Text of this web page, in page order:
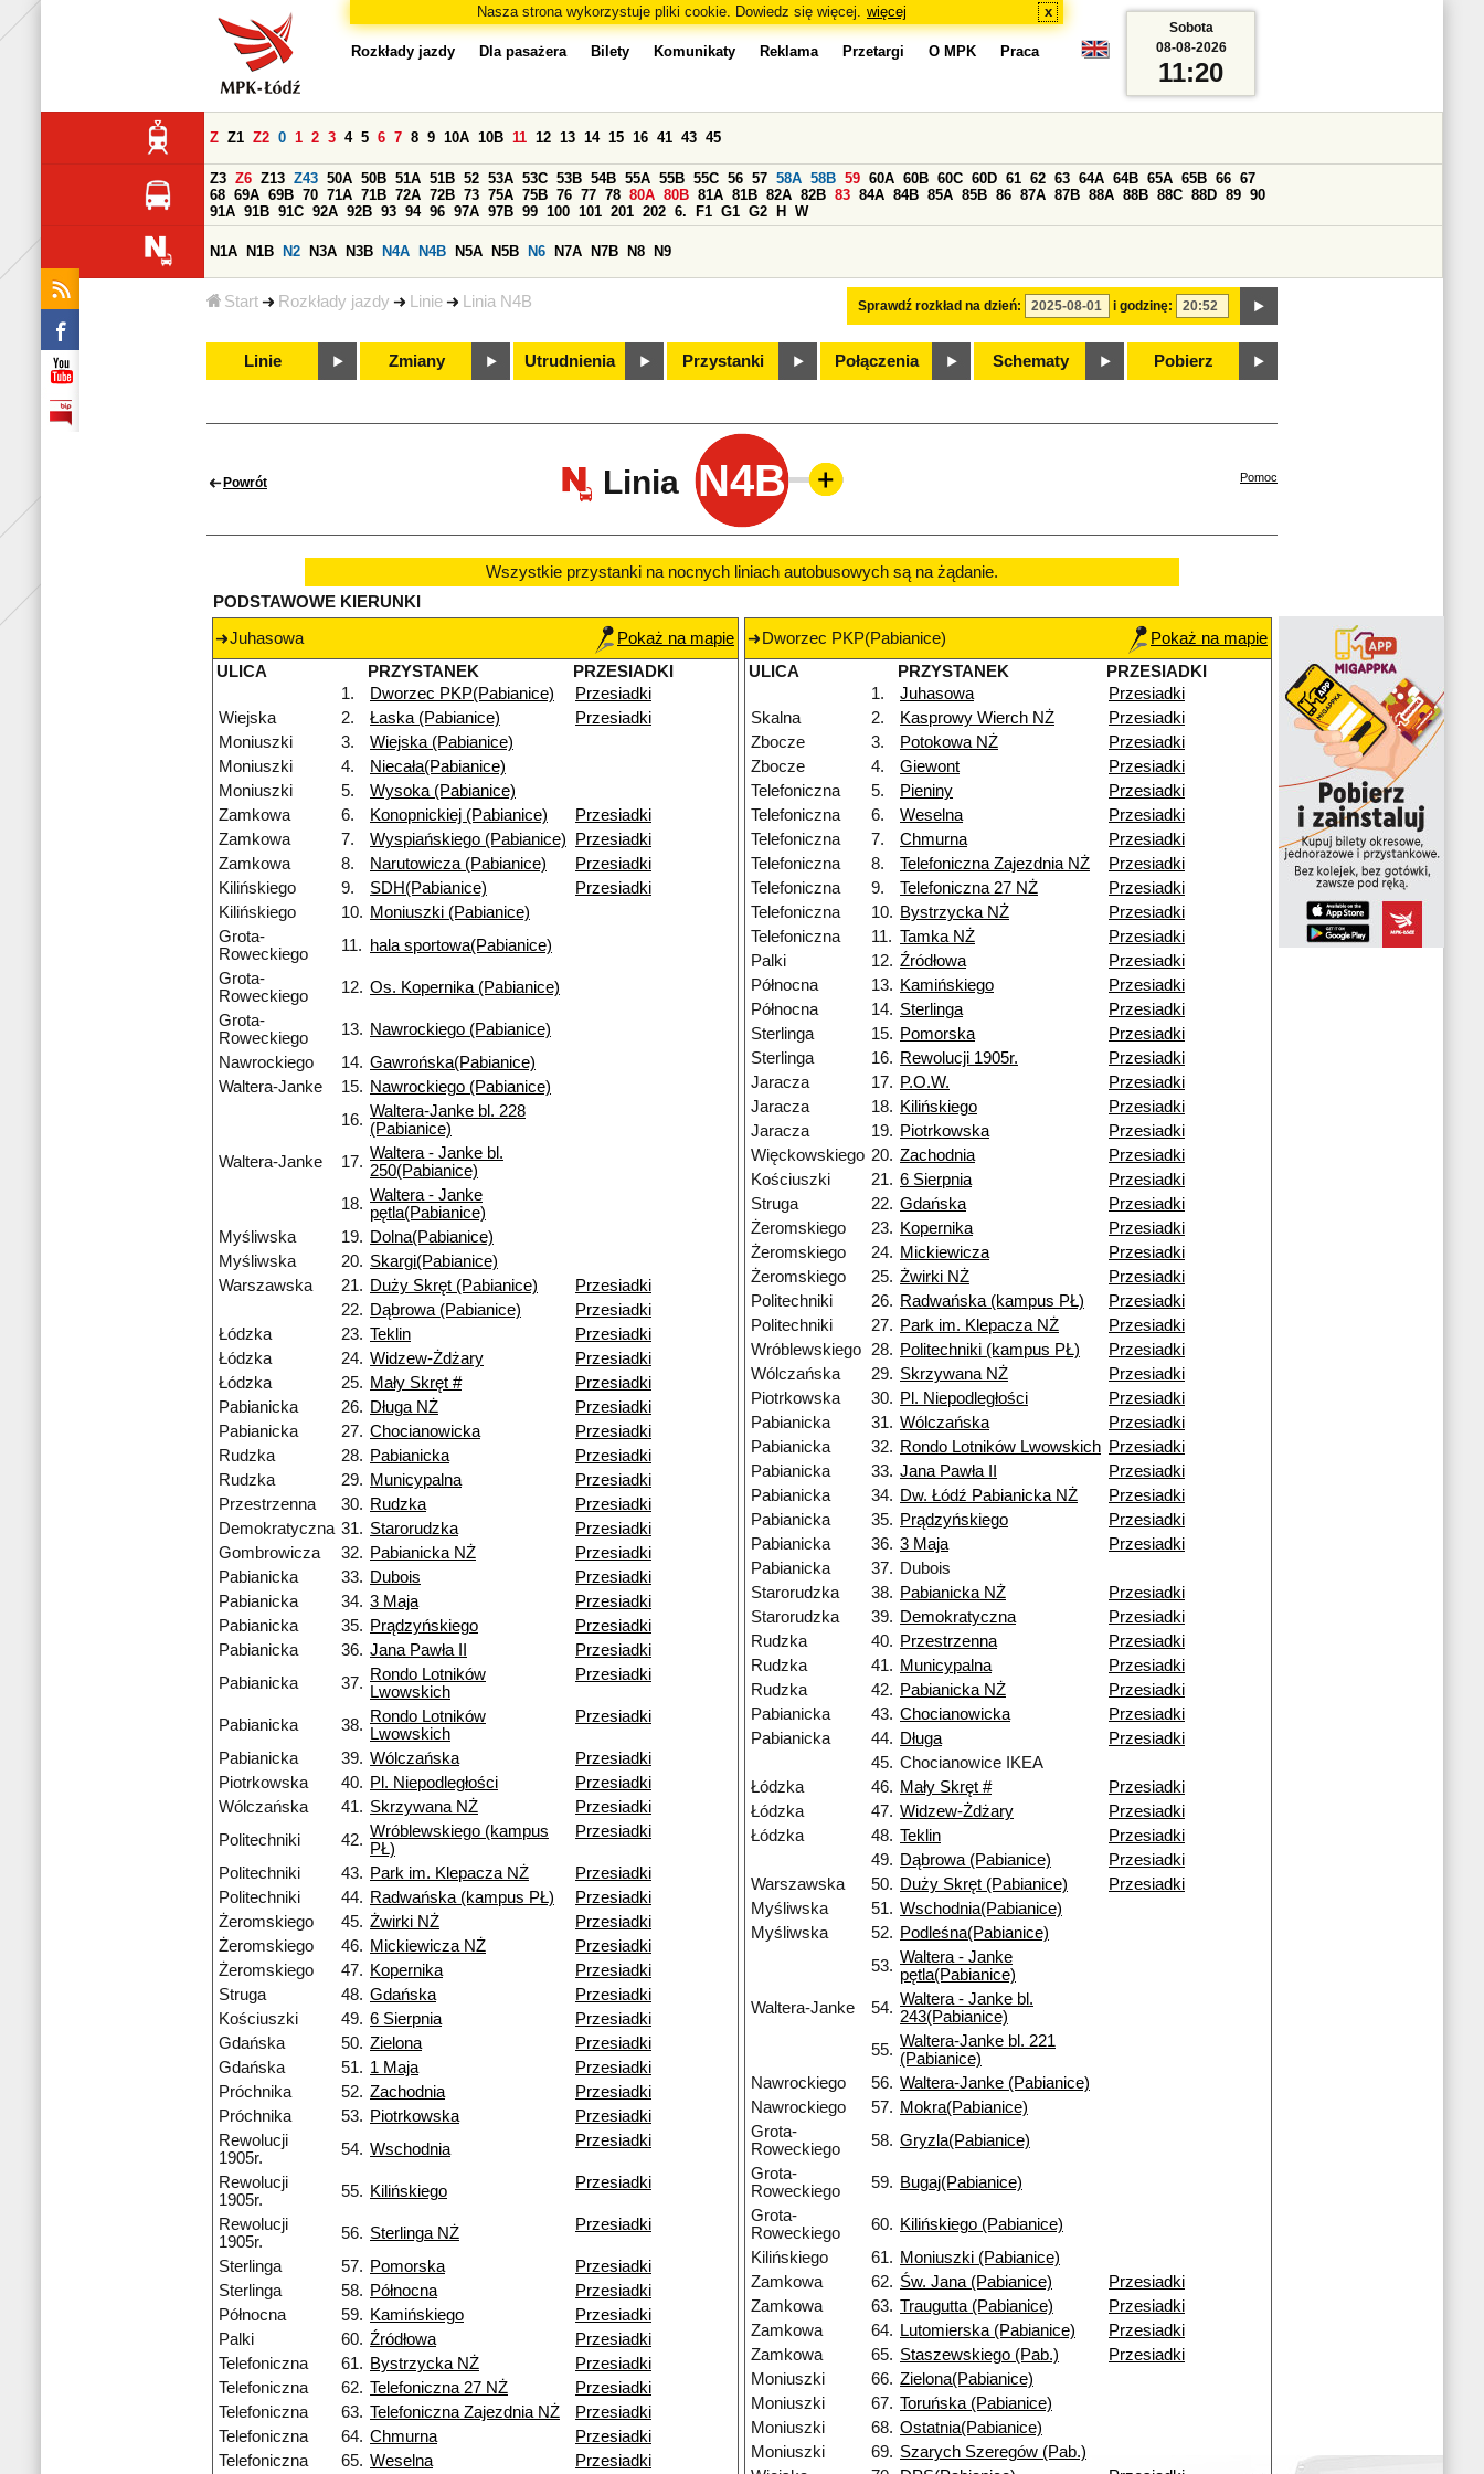
Nasza strona wykorzystuje pliki cookie. Dowiedz się więcej. więcej x
Start Rozkłady jazdy Linie Linia N4B
Rozkłady jazdy Dla pasażera Bilety Komunikaty Reklama Przetargi O MPK Praca
Sprawdź rozkład na dzień: i godzinę:
Z Z1 Z2 0 1 2 3 4 5 6 7 8 9 10A 10B 11 12 13 14 15 16 41 43 45
Z3 Z6 Z13 Z43 50A 50B 51A 51B 52 53A 53C 53B 54B 55A 55B 55C 56 57 58A 58B 59 60A 60B 60C 60D 61 62 63 64A 64B 65A 65B 66 67
68 69A 69B 70 71A 71B 72A 72B 73 75A 75B 76 77 78 80A 80B 81A 81B 82A 82B 83 84A 84B 85A 85B 86 87A 87B 88A 88B 88C 88D 89 90
91A 91B 91C 92A 92B 93 94 96 97A 97B 99 100 101 201 202 6. F1 G1 G2 H W
N1A N1B N2 N3A N3B N4A N4B N5A N5B N6 N7A N7B N8 N9
Linie Zmiany Utrudnienia Przystanki Połączenia Schematy Pobierz
Sobota
08-08-2026
11:20
Powrót Linia N4B Pomoc
Wszystkie przystanki na nocnych liniach autobusowych są na żądanie.
PODSTAWOWE KIERUNKI
Juhasowa
Pokaż na mapie
ULICA
PRZYSTANEK
PRZESIADKI
1.
Dworzec PKP(Pabianice)
Przesiadki
Wiejska
2. Łaska (Pabianice)
Przesiadki
Moniuszki
3.
Wiejska (Pabianice)
Moniuszki
4.
Niecała(Pabianice)
Moniuszki
5.
Wysoka (Pabianice)
Zamkowa
6. Konopnickiej (Pabianice)
Przesiadki
Zamkowa
7. Wyspiańskiego (Pabianice)
Przesiadki
Zamkowa
8. Narutowicza (Pabianice)
Przesiadki
Kilińskiego
9. SDH(Pabianice)
Przesiadki
Kilińskiego
10. Moniuszki (Pabianice)
Grota-
Roweckiego
11.
hala sportowa(Pabianice)
Grota-
Roweckiego
12. Os. Kopernika (Pabianice)
Grota-
Roweckiego
13. Nawrockiego (Pabianice)
Nawrockiego
14. Gawrońska(Pabianice)
Waltera-Janke
15. Nawrockiego (Pabianice)
16. Waltera-Janke bl. 228
(Pabianice)
Waltera-Janke
17. Waltera - Janke bl.
250(Pabianice)
18. Waltera - Janke
pętla(Pabianice)
Myśliwska
19. Dolna(Pabianice)
Myśliwska
20. Skargi(Pabianice)
Warszawska
21. Duży Skręt (Pabianice)
Przesiadki
22. Dąbrowa (Pabianice)
Przesiadki
Łódzka
23. Teklin
Przesiadki
Łódzka
24. Widzew-Żdżary
Przesiadki
Łódzka
25. Mały Skręt #
Przesiadki
Pabianicka
26. Długa NŻ
Przesiadki
Pabianicka
27. Chocianowicka
Przesiadki
Rudzka
28. Pabianicka
Przesiadki
Rudzka
29. Municypalna
Przesiadki
Przestrzenna
30. Rudzka
Przesiadki
Demokratyczna 31. Starorudzka
Przesiadki
Gombrowicza
32. Pabianicka NŻ
Przesiadki
Pabianicka
33. Dubois
Przesiadki
Pabianicka
34. 3 Maja
Przesiadki
Pabianicka
35. Prądzyńskiego
Przesiadki
Pabianicka
36. Jana Pawła II
Przesiadki
Pabianicka
37. Rondo Lotników
Lwowskich
Przesiadki
Pabianicka 38. Rondo Lotników
Lwowskich
Przesiadki
Pabianicka 39. Wólczańska
Przesiadki
Piotrkowska
40. Pl. Niepodległości
Przesiadki
Wólczańska
41. Skrzywana NŻ
Przesiadki
Politechniki
42. Wróblewskiego (kampus
PŁ)
Przesiadki
Politechniki 43. Park im. Klepacza NŻ
Przesiadki
Politechniki
44. Radwańska (kampus PŁ)
Przesiadki
Żeromskiego
45. Żwirki NŻ
Przesiadki
Żeromskiego
46. Mickiewicza NŻ
Przesiadki
Żeromskiego
47. Kopernika
Przesiadki
Struga
48. Gdańska
Przesiadki
Kościuszki
49. 6 Sierpnia
Przesiadki
Gdańska
50. Zielona
Przesiadki
Gdańska
51. 1 Maja
Przesiadki
Próchnika
52. Zachodnia
Przesiadki
Próchnika
53. Piotrkowska
Przesiadki
Rewolucji
1905r.
54. Wschodnia Przesiadki
Rewolucji
1905r.
55. Kilińskiego Przesiadki
Rewolucji
1905r.
56. Sterlinga NŻ Przesiadki
Sterlinga 57. Pomorska
Przesiadki
Sterlinga
58. Północna
Przesiadki
Północna
59. Kamińskiego
Przesiadki
Palki
60. Źródłowa
Przesiadki
Telefoniczna
61. Bystrzycka NŻ
Przesiadki
Telefoniczna
62. Telefoniczna 27 NŻ
Przesiadki
Telefoniczna
63. Telefoniczna Zajezdnia NŻ
Przesiadki
Telefoniczna
64. Chmurna
Przesiadki
Telefoniczna
65. Weselna Przesiadki
Dworzec PKP(Pabianice)
Pokaż na mapie
ULICA
PRZYSTANEK
PRZESIADKI
1.
Juhasowa
Przesiadki
Skalna
2. Kasprowy Wierch NŻ
Przesiadki
Zbocze
3. Potokowa NŻ
Przesiadki
Zbocze
4. Giewont
Przesiadki
Telefoniczna
5. Pieniny
Przesiadki
Telefoniczna
6. Weselna
Przesiadki
Telefoniczna
7. Chmurna
Przesiadki
Telefoniczna
8. Telefoniczna Zajezdnia NŻ
Przesiadki
Telefoniczna
9. Telefoniczna 27 NŻ
Przesiadki
Telefoniczna
10. Bystrzycka NŻ
Przesiadki
Telefoniczna
11. Tamka NŻ
Przesiadki
Palki
12. Źródłowa
Przesiadki
Północna
13. Kamińskiego
Przesiadki
Północna
14. Sterlinga
Przesiadki
Sterlinga
15. Pomorska
Przesiadki
Sterlinga
16. Rewolucji 1905r.
Przesiadki
Jaracza
17. P.O.W.
Przesiadki
Jaracza
18. Kilińskiego
Przesiadki
Jaracza
19. Piotrkowska
Przesiadki
Więckowskiego 20. Zachodnia
Przesiadki
Kościuszki
21. 6 Sierpnia
Przesiadki
Struga
22. Gdańska
Przesiadki
Żeromskiego
23. Kopernika
Przesiadki
Żeromskiego
24. Mickiewicza
Przesiadki
Żeromskiego
25. Żwirki NŻ
Przesiadki
Politechniki
26. Radwańska (kampus PŁ)
Przesiadki
Politechniki
27. Park im. Klepacza NŻ
Przesiadki
Wróblewskiego
28. Politechniki (kampus PŁ)
Przesiadki
Wólczańska
29. Skrzywana NŻ
Przesiadki
Piotrkowska
30. Pl. Niepodległości
Przesiadki
Pabianicka
31. Wólczańska
Przesiadki
Pabianicka
32. Rondo Lotników Lwowskich Przesiadki
Pabianicka
33. Jana Pawła II
Przesiadki
Pabianicka
34. Dw. Łódź Pabianicka NŻ
Przesiadki
Pabianicka
35. Prądzyńskiego
Przesiadki
Pabianicka
36. 3 Maja
Przesiadki
Pabianicka
37. Dubois
Starorudzka
38. Pabianicka NŻ
Przesiadki
Starorudzka
39. Demokratyczna
Przesiadki
Rudzka
40. Przestrzenna
Przesiadki
Rudzka
41. Municypalna
Przesiadki
Rudzka
42. Pabianicka NŻ
Przesiadki
Pabianicka
43. Chocianowicka
Przesiadki
Pabianicka
44. Długa
Przesiadki
45. Chocianowice IKEA
Łódzka
46. Mały Skręt #
Przesiadki
Łódzka
47. Widzew-Żdżary
Przesiadki
Łódzka
48. Teklin
Przesiadki
49. Dąbrowa (Pabianice)
Przesiadki
Warszawska
50. Duży Skręt (Pabianice)
Przesiadki
Myśliwska
51. Wschodnia(Pabianice)
Myśliwska
52. Podleśna(Pabianice)
53. Waltera - Janke
pętla(Pabianice)
Waltera-Janke
54. Waltera - Janke bl.
243(Pabianice)
55. Waltera-Janke bl. 221
(Pabianice)
Nawrockiego
56. Waltera-Janke (Pabianice)
Nawrockiego
57. Mokra(Pabianice)
Grota-
Roweckiego
58. Gryzla(Pabianice)
Grota-
Roweckiego
59. Bugaj(Pabianice)
Grota-
Roweckiego
60. Kilińskiego (Pabianice)
Kilińskiego
61. Moniuszki (Pabianice)
Zamkowa
62. Św. Jana (Pabianice)
Przesiadki
Zamkowa
63. Traugutta (Pabianice)
Przesiadki
Zamkowa
64. Lutomierska (Pabianice)
Przesiadki
Zamkowa
65. Staszewskiego (Pab.)
Przesiadki
Moniuszki
66. Zielona(Pabianice)
Moniuszki
67. Toruńska (Pabianice)
Moniuszki
68. Ostatnia(Pabianice)
Moniuszki
69. Szarych Szeregów (Pab.)